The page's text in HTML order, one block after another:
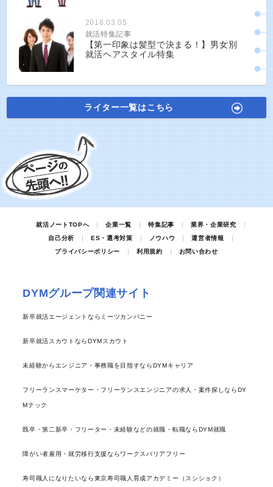
2018.03.05
就活特集記事
【第一印象は髪型で決まる！】男女別
就活ヘアスタイル特集
ライター一覧はこちら
就活ノートTOPへ 企業一覧 特集記事
業界・企業研究
自己分析
ES・選考対策 ノウハウ
運営者情報
プライバシーポリシー
利用規約 お問い合わせ
DYMグループ関連サイト
新卒就活エージェントならミーツカンパニー
新卒就活スカウトならDYMスカウト
未経験からエンジニア・事務職を目指すならDYMキャリア
フリーランスマーケター・フリーランスエンジニアの求人・案件探しならDY
Mテック
既卒・第二新卒・フリーター・未経験などの就職・転職ならDYM就職
障がい者雇用・就労移行支援ならワークスバリアフリー
寿司職人になりたいなら東京寿司職人育成アカデミー（スシショク）